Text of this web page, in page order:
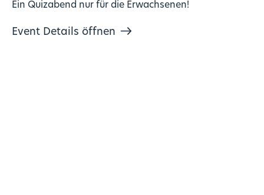
Ein Quizabend nur für die Erwachsenen!
Event Details öffnen